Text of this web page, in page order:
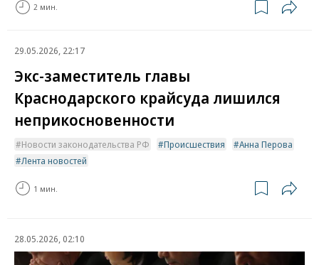
2 мин.
29.05.2026, 22:17
Экс-заместитель главы
Краснодарского крайсуда лишился
неприкосновенности
Новости законодательства РФ Происшествия
Анна Перова
Лента новостей
1 мин.
28.05.2026, 02:10